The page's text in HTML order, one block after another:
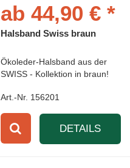
ab 44,90 € *
Halsband Swiss braun
Ökoleder-Halsband aus der
SWISS - Kollektion in braun!
Art.-Nr. 156201
DETAILS